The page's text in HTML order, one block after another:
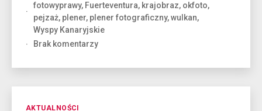
fotowyprawy, Fuerteventura, krajobraz, okfoto,
pejzaż, plener, plener fotograficzny,wulkan,
Wyspy Kanaryjskie
Brak komentarzydo
ugryźć
Kategorie
AKTUALNOŚCI